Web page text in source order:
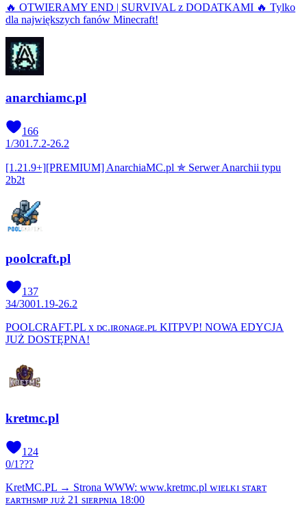
🔥 OTWIERAMY END | SURVIVAL z DODATKAMI 🔥 Tylko
dla największych fanów Minecraft!
anarchiamc.pl
166
1/301.7.2-26.2
[1.21.9+][PREMIUM] AnarchiaMC.pl ✯ Serwer Anarchii typu
2b2t
poolcraft.pl
137
34/3001.19-26.2
POOLCRAFT.PL x ᴅᴄ.ɪʀᴏɴᴀɢᴇ.ᴘʟ KITPVP! NOWA EDYCJA
JUŻ DOSTĘPNA!
kretmc.pl
124
0/1???
KretMC.PL → Strona WWW: www.kretmc.pl ᴡɪᴇʟᴋɪ sᴛᴀʀᴛ
ᴇᴀʀᴛʜsᴍᴘ ᴊᴜż 21 sɪᴇʀᴘɴɪᴀ 18:00